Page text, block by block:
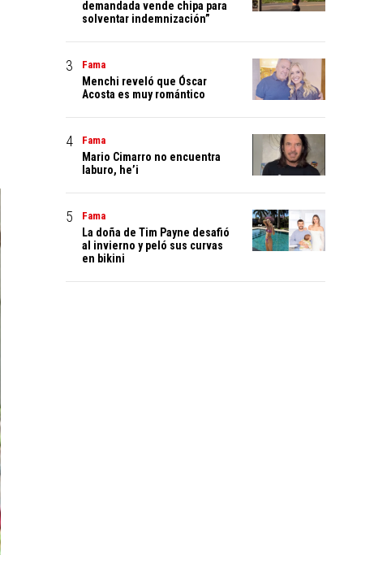
demandada vende chipa para
solventar indemnización”
Fama
Menchi reveló que Óscar
Acosta es muy romántico
Fama
Mario Cimarro no encuentra
laburo, he’i
Fama
La doña de Tim Payne desafió
al invierno y peló sus curvas
en bikini